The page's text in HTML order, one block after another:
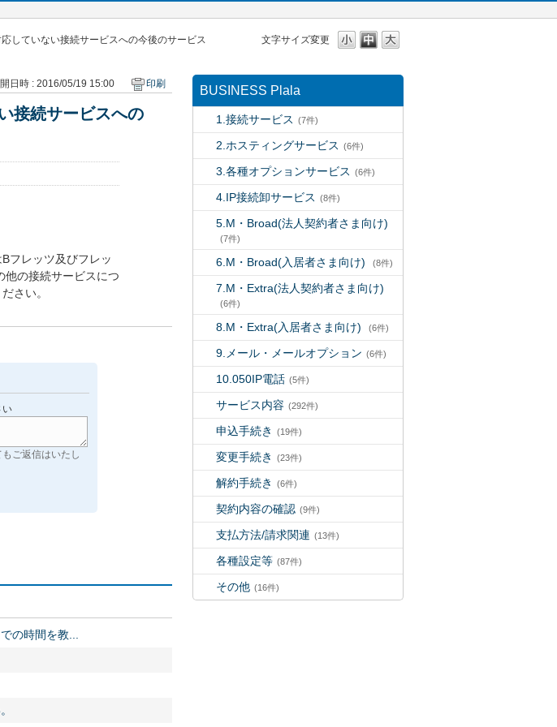
文字サイズ変更
していない接続サービスへの今後のサービス
BUSINESS Plala
1.接続サービス (7件)
2.ホスティングサービス (6件)
3.各種オプションサービス (6件)
4.IP接続卸サービス (8件)
5.M・Broad(法人契約者さま向け)
(7件)
6.M・Broad(入居者さま向け) (8件)
7.M・Extra(法人契約者さま向け)
(6件)
8.M・Extra(入居者さま向け) (6件)
9.メール・メールオプション (6件)
10.050IP電話 (5件)
サービス内容 (292件)
申込手続き (19件)
変更手続き (23件)
解約手続き (6件)
契約内容の確認 (9件)
支払方法/請求関連 (13件)
各種設定等 (87件)
その他 (16件)
日時 : 2016/05/19 15:00 印刷
接続サービスへの
フレッツ及びフレッ
他の接続サービスにつ
さい。
い
ご返信はいたし
の時間を教...